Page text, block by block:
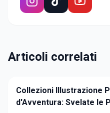
Articoli correlati
Collezioni Illustrazione
d'Avventura: Svelate le